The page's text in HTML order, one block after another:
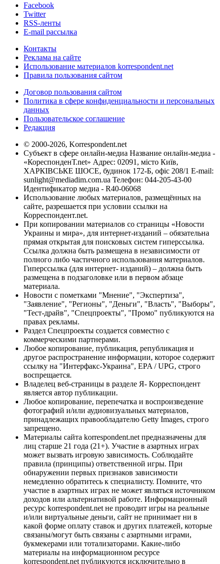
Facebook
Twitter
RSS-ленты
E-mail рассылка
Контакты
Реклама на сайте
Использование материалов korrespondent.net
Правила пользования сайтом
Договор пользования сайтом
Политика в сфере конфиденциальности и персональных
данных
Пользовательское соглашение
Редакция
© 2000-2026, Korrespondent.net
Субъект в сфере онлайн-медиа Название онлайн-медиа -
«КореспонденТ.net» Адрес: 02091, місто Київ,
ХАРКІВСЬКЕ ШОСЕ, будинок 172-Б, офіс 208/1 E-mail:
sunlight@mediadim.com.ua Телефон: 044-205-43-00
Идентификатор медиа - R40-06068
Использование любых материалов, размещённых на
сайте, разрешается при условии ссылки на
Корреспондент.net.
При копировании материалов со страницы «Новости
Украины и мира», для интернет-изданий – обязательна
прямая открытая для поисковых систем гиперссылка.
Ссылка должна быть размещена в независимости от
полного либо частичного использования материалов.
Гиперссылка (для интернет- изданий) – должна быть
размещена в подзаголовке или в первом абзаце
материала.
Новости с пометками "Мнение", "Экспертиза",
"Заявление", "Регионы", "Деньги", "Власть", "Выборы",
"Тест-драйв", "Спецпроекты", "Промо" публикуются на
правах рекламы.
Раздел Спецпроекты создается совместно с
коммерческими партнерами.
Любое копирование, публикация, републикация и
другое распространение информации, которое содержит
ссылку на "Интерфакс-Украина", EPA / UPG, строго
воспрещается.
Владелец веб-страницы в разделе Я- Корреспондент
является автор публикации.
Любое копирование, перепечатка и воспроизведение
фотографий и/или аудиовизуальных материалов,
принадлежащих правообладателю Getty Images, строго
запрещено.
Материалы сайта korrespondent.net предназначены для
лиц старше 21 года (21+). Участие в азартных играх
может вызвать игровую зависимость. Соблюдайте
правила (принципы) ответственной игры. При
обнаружении первых признаков зависимости
немедленно обратитесь к специалисту. Помните, что
участие в азартных играх не может являться источником
доходов или альтернативой работе. Информационный
ресурс korrespondent.net не проводит игры на реальные
и/или виртуальные деньги, сайт не принимает ни в
какой форме оплату ставок и других платежей, которые
связаны/могут быть связаны с азартными играми,
букмекерами или тотализаторами. Какие-либо
материалы на информационном ресурсе
korrespondent.net публикуются исключительно в